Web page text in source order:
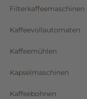
Filterkaffeemaschinen
Kaffeevollautomaten
Kaffeemühlen
Kapselmaschinen
Kaffeebohnen